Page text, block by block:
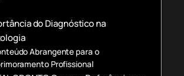
do Diagnóstico na
Abrangente para o
Profissional